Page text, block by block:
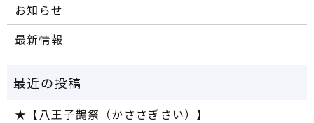
お知らせ
最新情報
★【八王子鵲祭（かささぎさい）】